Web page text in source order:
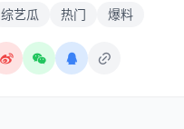
综艺瓜 热门 爆料